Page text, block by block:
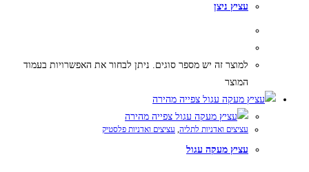
עציץ ניצן
למוצר זה יש מספר סוגים. ניתן לבחור את האפשרויות בעמוד
המוצר
צפייה מהירה
צפייה מהירה
עציצים ואדניות לתליה, עציצים ואדניות פלסטיק
עציץ מעקה עגול